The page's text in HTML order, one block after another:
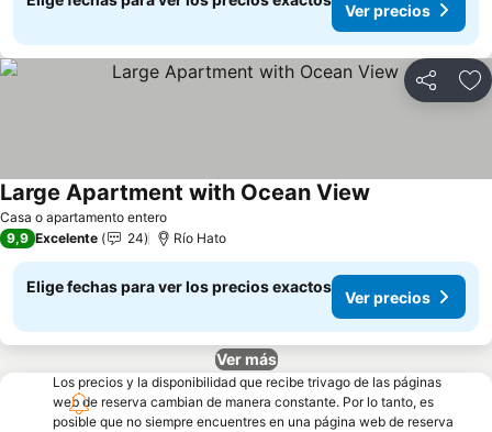
Ver precios
Compartir
Casa o apartamento entero
Large Apartment with Ocean View
9,9 Excelente 24 Río Hato
Elige fechas para ver los precios exactos
Ver precios
Ver más
Los precios y la disponibilidad que recibe trivago de las páginas
web de reserva cambian de manera constante. Por lo tanto, es
posible que no siempre encuentres en una página web de reserva